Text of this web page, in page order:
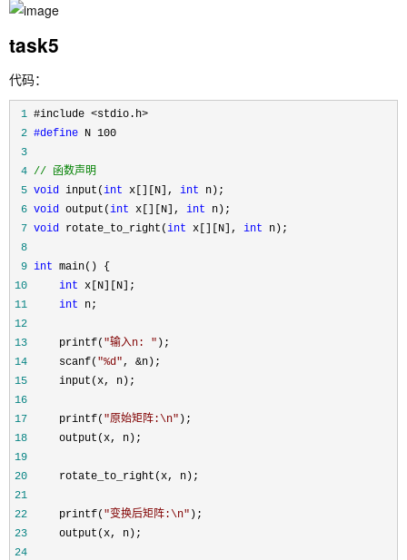
task5
代码：
1
2 #define
3
4 // 函数声明
5 void input(int x[][N], int
6 void output(int x[][N], int
7 void rotate_to_right(int x[][N], int
8
9 int
10
int
11
int
12
13
     printf(
"输入n: "
14
     scanf(
"%d", &
15
16
17
     printf(
"原始矩阵:\n"
18
19
20
21
22
     printf(
"变换后矩阵:\n"
23
24